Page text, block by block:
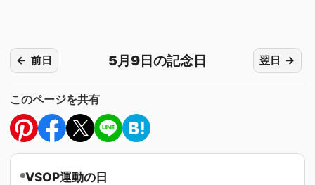
前日 5月9日の記念日 翌日
このページを共有
VSOP運動の日